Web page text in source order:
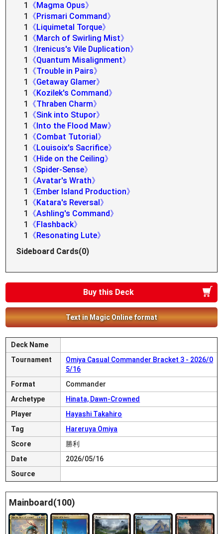
1
《Magma Opus》
1
《Prismari Command》
1
《Liquimetal Torque》
1
《March of Swirling Mist》
1
《Irenicus's Vile Duplication》
1
《Quantum Misalignment》
1
《Trouble in Pairs》
1
《Getaway Glamer》
1
《Kozilek's Command》
1
《Thraben Charm》
1
《Sink into Stupor》
1
《Into the Flood Maw》
1
《Combat Tutorial》
1
《Louisoix's Sacrifice》
1
《Hide on the Ceiling》
1
《Spider-Sense》
1
《Avatar's Wrath》
1
《Ember Island Production》
1
《Katara's Reversal》
1
《Ashling's Command》
1
《Flashback》
1
《Resonating Lute》
Sideboard Cards(0)
Buy this Deck
Text in Magic Online format
Deck Name
Tournament
Omiya Casual Commander Bracket 3 - 2026/0
5/16
Format
Commander
Archetype
Hinata, Dawn-Crowned
Player
Hayashi Takahiro
Tag
Hareruya Omiya
Score
勝利
Date
2026/05/16
Source
Mainboard(100)